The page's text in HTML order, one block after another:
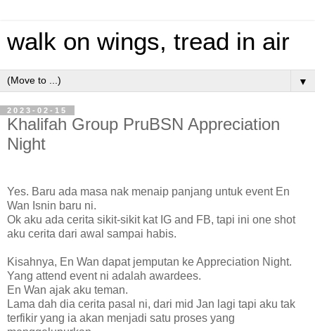
walk on wings, tread in air
▼
2023-02-15
Khalifah Group PruBSN Appreciation
Night
Yes. Baru ada masa nak menaip panjang untuk event En
Wan Isnin baru ni.
Ok aku ada cerita sikit-sikit kat IG and FB, tapi ini one shot
aku cerita dari awal sampai habis.
Kisahnya, En Wan dapat jemputan ke Appreciation Night.
Yang attend event ni adalah awardees.
En Wan ajak aku teman.
Lama dah dia cerita pasal ni, dari mid Jan lagi tapi aku tak
terfikir yang ia akan menjadi satu proses yang